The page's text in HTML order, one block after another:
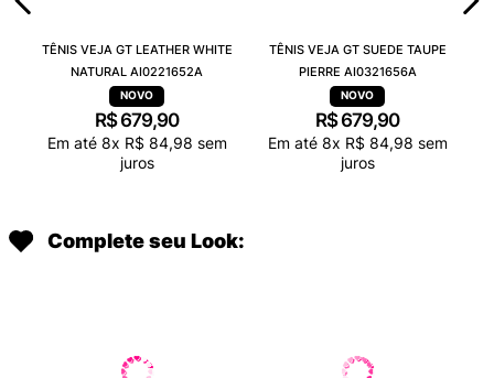
TÊNIS VEJA GT LEATHER WHITE
NATURAL AI0221652A
R$ 679,90
Em até 8x R$ 84,98 sem
juros
TÊNIS VEJA GT SUEDE TAUPE
PIERRE AI0321656A
R$ 679,90
Em até 8x R$ 84,98 sem
juros
Complete seu Look: